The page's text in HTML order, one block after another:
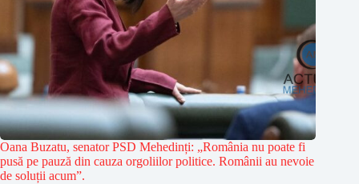
Oana Buzatu, senator PSD Mehedinți: „România nu poate fi
pusă pe pauză din cauza orgoliilor politice. Românii au nevoie
de soluții acum”.